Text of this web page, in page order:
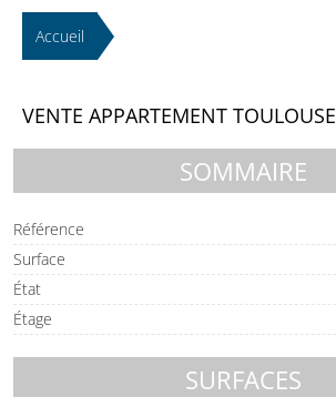
Accueil
VENTE APPARTEMENT TOULOUSE
SOMMAIRE
Référence
Surface
État
Étage
SURFACES